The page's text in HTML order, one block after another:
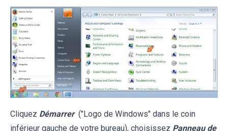
Cliquez Démarrer ("Logo de Windows" dans le coin
inférieur gauche de votre bureau), choisissez Panneau de